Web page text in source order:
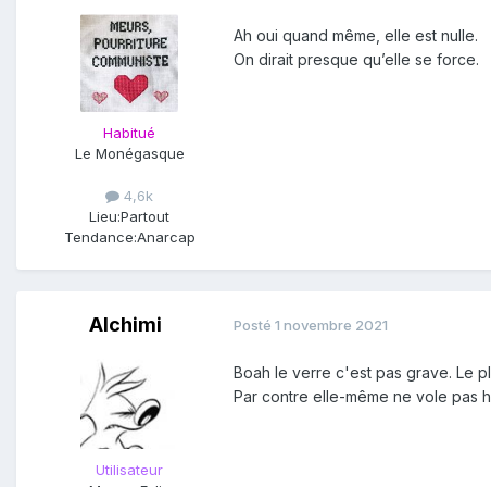
Habitué
Le Monégasque
4,6k
Lieu:Partout
Tendance:Anarcap
Ah oui quand même, elle est nulle.
On dirait presque qu’elle se force.
Alchimi
Utilisateur
Posté 1 novembre 2021
Boah le verre c'est pas grave. Le
Par contre elle-même ne vole pas